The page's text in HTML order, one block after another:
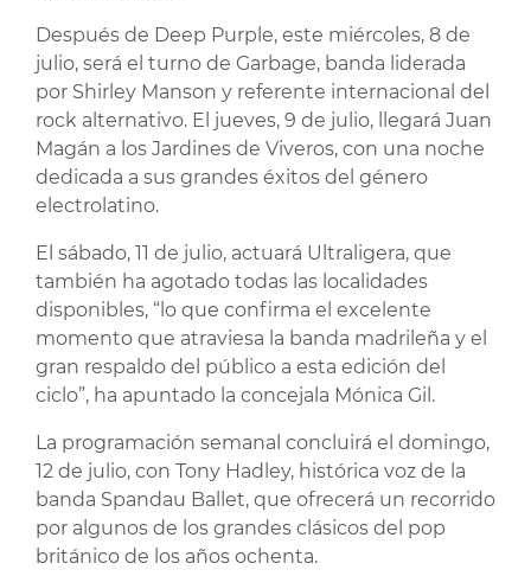
Después de Deep Purple, este miércoles, 8 de
julio, será el turno de Garbage, banda liderada
por Shirley Manson y referente internacional del
rock alternativo. El jueves, 9 de julio, llegará Juan
Magán a los Jardines de Viveros, con una noche
dedicada a sus grandes éxitos del género
electrolatino.
El sábado, 11 de julio, actuará Ultraligera, que
también ha agotado todas las localidades
disponibles, “lo que confirma el excelente
momento que atraviesa la banda madrileña y el
gran respaldo del público a esta edición del
ciclo”, ha apuntado la concejala Mónica Gil.
La programación semanal concluirá el domingo,
12 de julio, con Tony Hadley, histórica voz de la
banda Spandau Ballet, que ofrecerá un recorrido
por algunos de los grandes clásicos del pop
británico de los años ochenta.